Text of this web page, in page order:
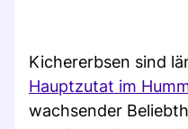
Kichererbsen sind
Hauptzutat im
wachsender